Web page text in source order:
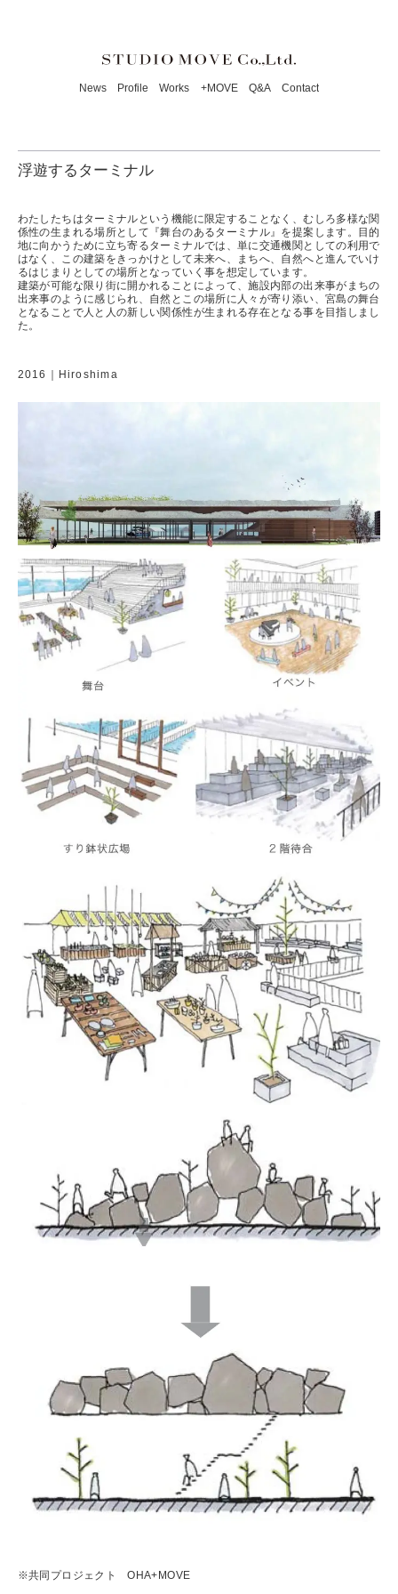
News Profile Works +MOVE Q&A Contact
浮遊するターミナル
わたしたちはターミナルという機能に限定することなく、むしろ多様な関
係性の生まれる場所として『舞台のあるターミナル』を提案します。目的
地に向かうために立ち寄るターミナルでは、単に交通機関としての利用で
はなく、この建築をきっかけとして未来へ、まちへ、自然へと進んでいけ
るはじまりとしての場所となっていく事を想定しています。
建築が可能な限り街に開かれることによって、施設内部の出来事がまちの
出来事のように感じられ、自然とこの場所に人々が寄り添い、宮島の舞台
となることで人と人の新しい関係性が生まれる存在となる事を目指しまし
た。
2016｜Hiroshima
※共同プロジェクト OHA+MOVE